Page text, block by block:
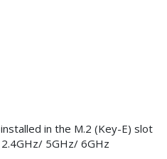
in the M.2 (Key-E) slot
5GHz/ 6GHz